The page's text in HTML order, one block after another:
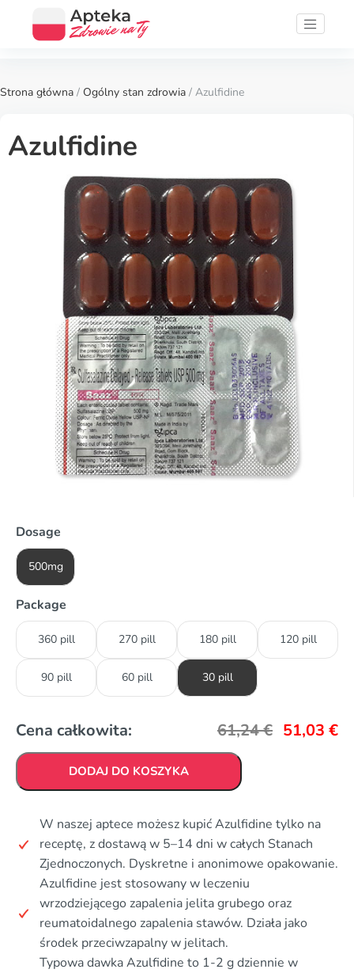
Strona główna / Ogólny stan zdrowia / Azulfidine
Azulfidine
Dosage
500mg
Package
360 pill 270 pill 180 pill 120 pill
90 pill 60 pill 30 pill
Cena całkowita: 61,24€ 51,03 €
DODAJ DO KOSZYKA
W naszej aptece możesz kupić Azulfidine tylko na
receptę, z dostawą w 5–14 dni w całych Stanach
Zjednoczonych. Dyskretne i anonimowe opakowanie.
Azulfidine jest stosowany w leczeniu
wrzodziejącego zapalenia jelita grubego oraz
reumatoidalnego zapalenia stawów. Działa jako
środek przeciwzapalny w jelitach.
Typowa dawka Azulfidine to 1-2 g dziennie w